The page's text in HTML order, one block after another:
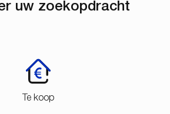
uw zoekopdracht
Te koop